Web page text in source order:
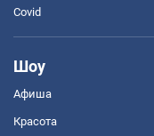
Covid
Шоу
Афиша
Красота